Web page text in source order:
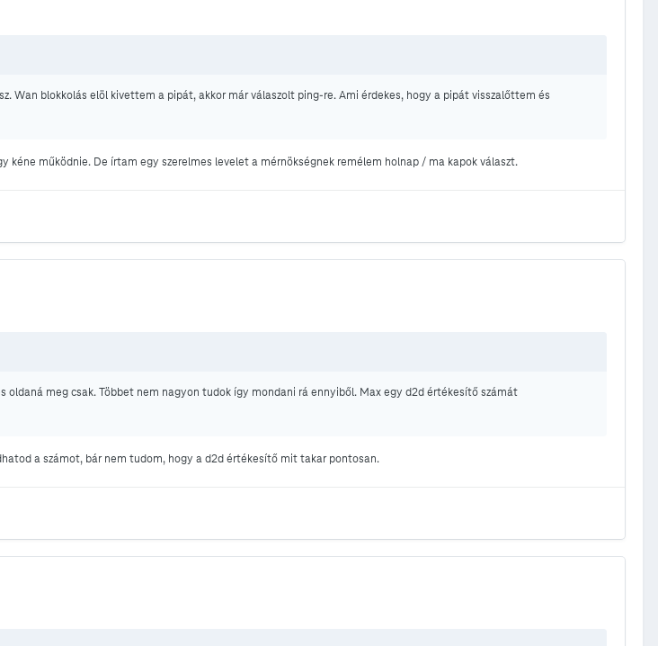
Wan blokkolás elöl kivettem a pipát, akkor már válaszolt ping-re. Ami érdekes, hogy a pipát visszalőttem és
működnie. De írtam egy szerelmes levelet a mérnökségnek remélem holnap / ma kapok választ.
meg csak. Többet nem nagyon tudok így mondani rá ennyiből. Max egy d2d értékesítő számát
a számot, bár nem tudom, hogy a d2d értékesítő mit takar pontosan.